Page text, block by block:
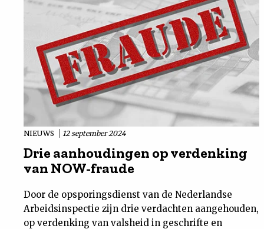
NIEUWS 12 september 2024
Drie aanhoudingen op verdenking
van NOW-fraude
Door de opsporingsdienst van de Nederlandse
Arbeidsinspectie zijn drie verdachten aangehouden,
op verdenking van valsheid in geschrifte en